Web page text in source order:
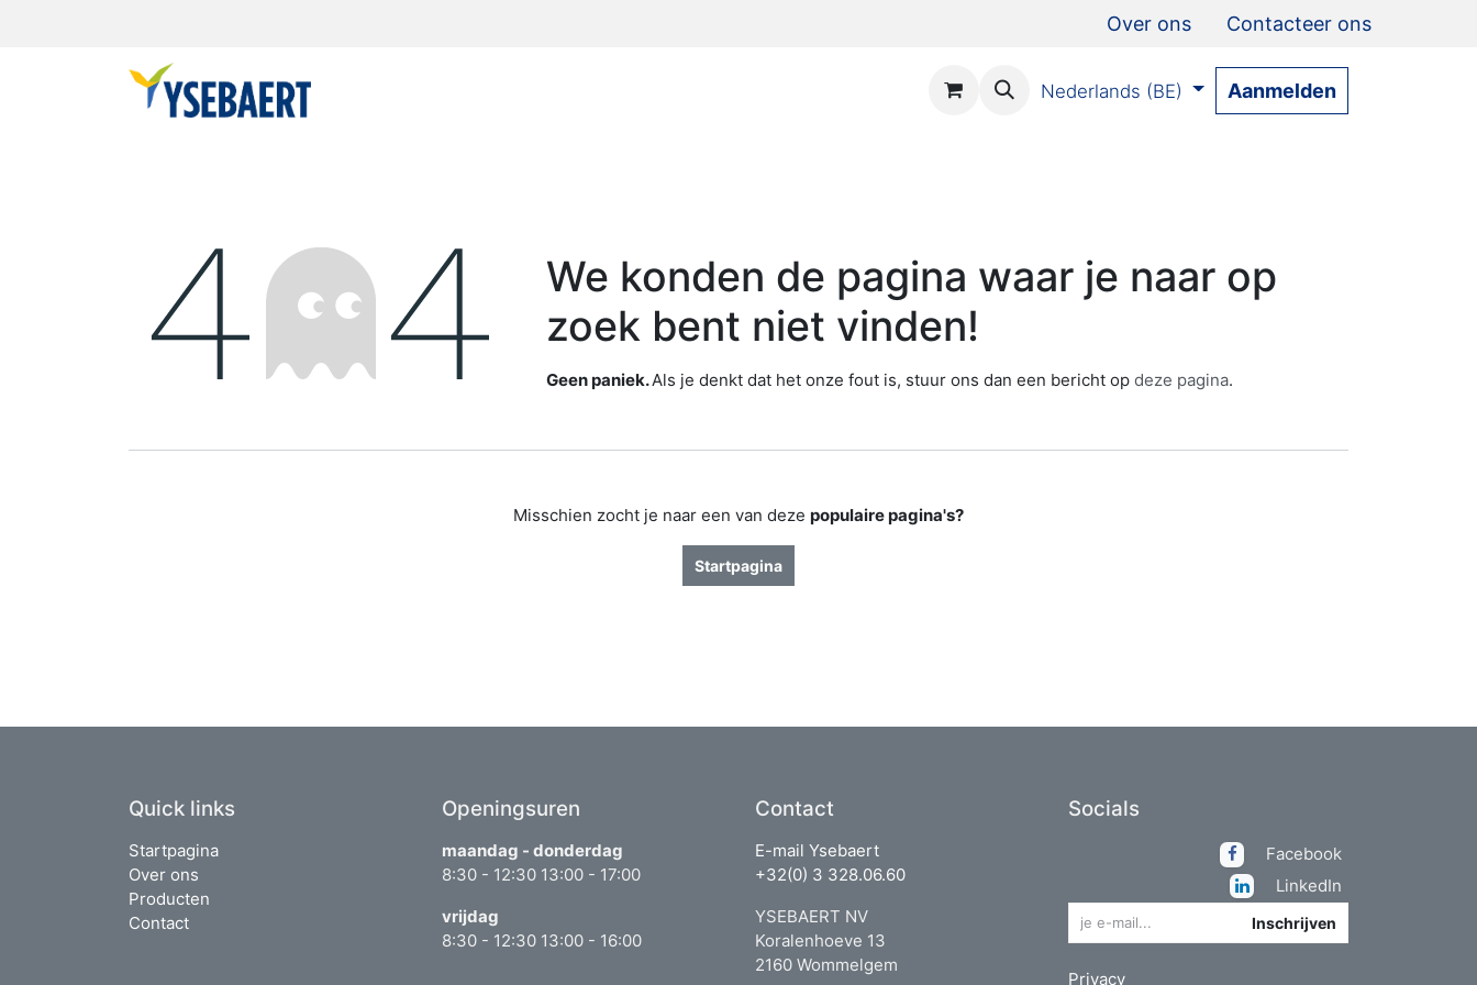
Over ons Contacteer ons
Nederlands (BE) Aanmelden
Fout 404
We konden de pagina waar je naar op
zoek bent niet vinden!
Geen paniek.Als je denkt dat het onze fout is, stuur ons dan een bericht op deze pagina.
Misschien zocht je naar een van deze populaire pagina's?
Startpagina
Quick links
Startpagina
Over ons
Producten
Contact
Openingsuren
maandag - donderdag
8:30 - 12:30 13:00 - 17:00
vrijdag
8:30 - 12:30 13:00 - 16:00
Contact
E-mail Ysebaert
+32(0) 3 328.06.60
YSEBAERT NV
Koralenhoeve 13
2160 Wommelgem
Socials
Facebook
LinkedIn
Inschrijven
Privacy